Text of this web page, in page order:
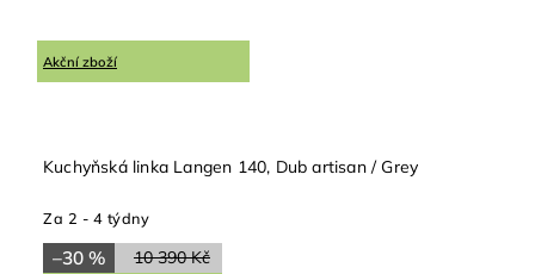
Akční zboží
Kuchyňská linka Langen 140, Dub artisan / Grey
Za 2 - 4 týdny
10 390 Kč
–30 %